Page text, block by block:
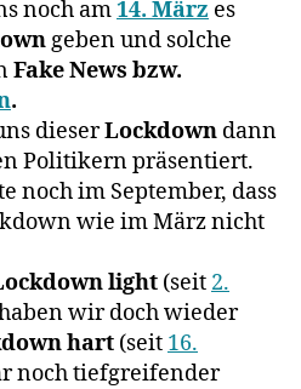
noch am14. März es
geben und solche
Fake News bzw.
.
dieserLockdown dann
Politikern präsentiert.
noch im September, dass
wie im März nicht
light (seit 2.
wir doch wieder
hart (seit 16.
noch tiefgreifender